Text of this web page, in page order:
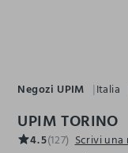
Negozi UPIM Italia
UPIM TORINO
4.5(127) Scrivi una